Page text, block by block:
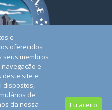
e
oferecidos
seus membros
e
deste site e
dispostos,
de
da nossa
Eu aceito